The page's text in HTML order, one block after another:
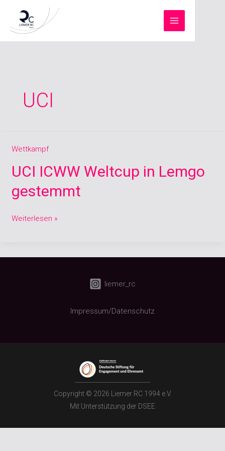
springen
UCI
Wettkampf
UCI ICWW Weltcup in Lemgo
gestemmt
UCI
Weltcup
in
Lemgo
Weiterlesen »
liemer_rc
Impressum/Datenschutz
Copyright © 2026 Liemer RC 1994 e.V.
Mit Unterstützung der DSEE